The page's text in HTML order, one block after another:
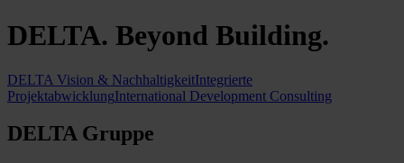
DELTA. Beyond Building.
DELTA Vision & NachhaltigkeitIntegrierte
ProjektabwicklungInternational Development Consulting
DELTA Gruppe